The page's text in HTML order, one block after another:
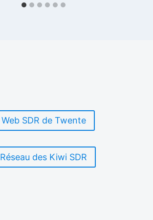
Web SDR de Twente
Réseau des Kiwi SDR